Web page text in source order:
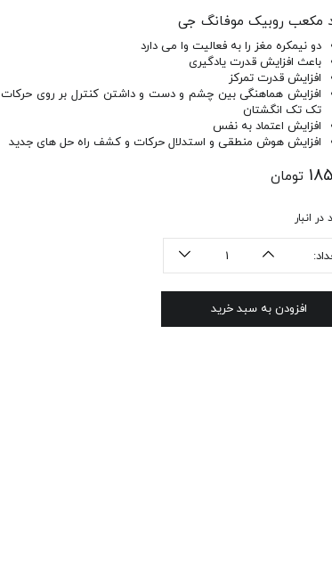
مکعب روبیک موفانگ جی
دو نیمکره مغز را به فعالیت وا می دارد
باعث افزایش قدرت یادگیری
افزایش قدرت تمرکز
افزایش هماهنگی بین چشم و دست و داشتن کنترل بر روی حرکات
تک تک انگشتان
افزایش اعتماد به نفس
افزایش هوش منطقی و استدلال حرکات و کشف راه حل های جدید
تومان
انبار
افزودن به سبد خرید